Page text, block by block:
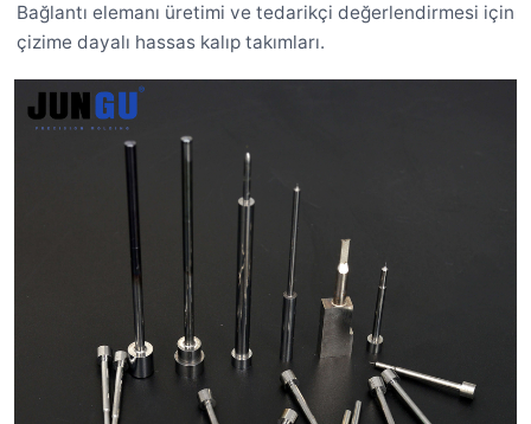
Bağlantı elemanı üretimi ve tedarikçi değerlendirmesi için
çizime dayalı hassas kalıp takımları.